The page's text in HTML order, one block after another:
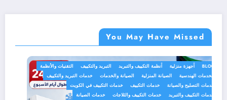
You May Have Missed
BLOG أجهزة منزلية أنظمة التكييف والتبريد التبريد والتكييف
التقنيات والأنظمة
الخدمات الهندسية
الصيانة المنزلية الصيانة والخدمات
خدمات التبريد والتكييف
خدمات التصليح والصيانة
خدمات التكييف
خدمات التكييف في الكويت
خدمات التكييف والتبريد
خدمات التكييف والثلاجات
خدمات الصيانة